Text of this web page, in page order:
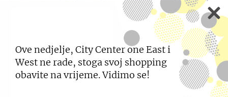
Za ljubiteljice najmodernijih boja sezone, tu su
cipele u tamno crvenoj boji s niskom potpeticom i
izduženim vrhom, koje dolaze i u varijanti s
remenčićima ili kao slip-on modeli, donoseći
Ove nedjelje, City Center one East i
West ne rade, stoga svoj shopping
obavite na vrijeme. Vidimo se!